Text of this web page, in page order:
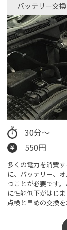
バッテリー交換
30分〜
550円
多くの電力を消費
に、バッテリー、
つことが必要です
に性能低下がはじ
点検と早めの交換を